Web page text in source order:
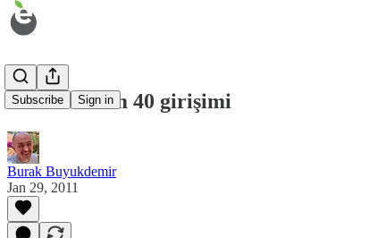
Subscribe Sign in
2011 Etohum 40 girişimi
Burak Buyukdemir
Jan 29, 2011